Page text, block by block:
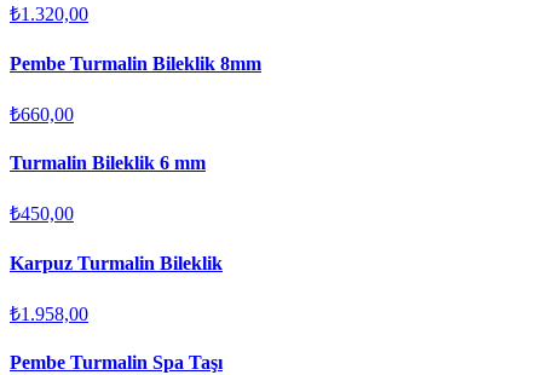
₺1.320,00
Pembe Turmalin Bileklik 8mm
₺660,00
Turmalin Bileklik 6 mm
₺450,00
Karpuz Turmalin Bileklik
₺1.958,00
Pembe Turmalin Spa Taşı